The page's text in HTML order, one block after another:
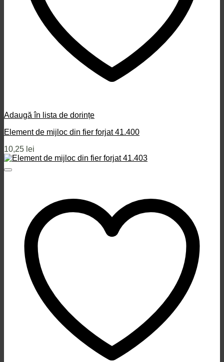
Adaugă în lista de dorințe
Element de mijloc din fier forjat 41.400
10,25 lei